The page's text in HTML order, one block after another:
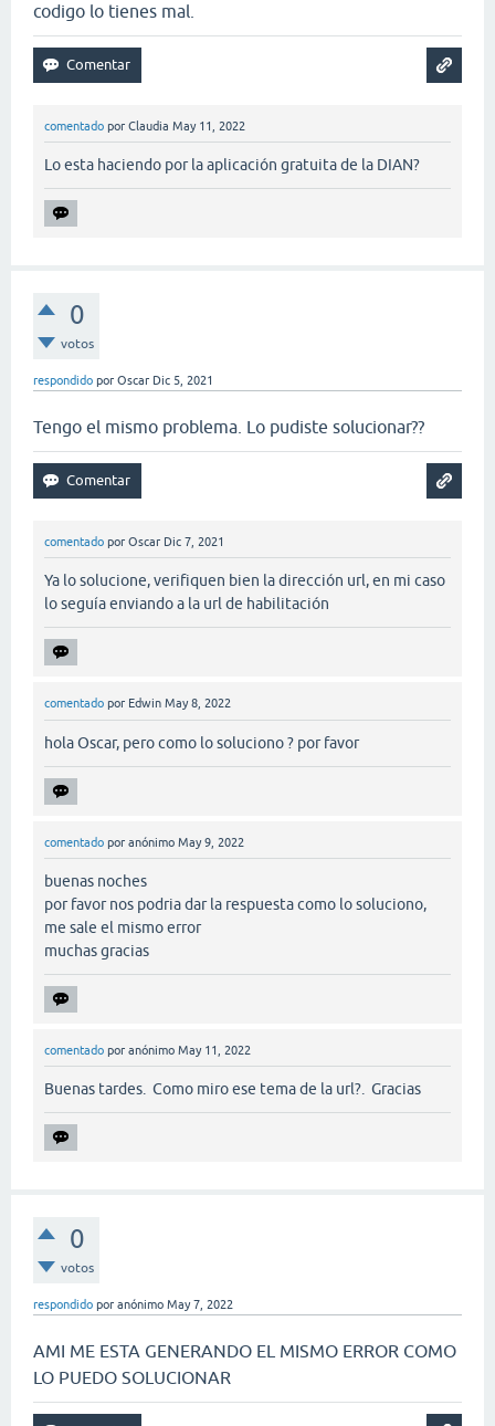
codigo lo tienes mal.
comentado por Claudia May 11, 2022
Lo esta haciendo por la aplicación gratuita de la DIAN?
0
votos
respondido por Oscar Dic 5, 2021
Tengo el mismo problema. Lo pudiste solucionar??
comentado por Oscar Dic 7, 2021
Ya lo solucione, verifiquen bien la dirección url, en mi caso
lo seguía enviando a la url de habilitación
comentado por Edwin May 8, 2022
hola Oscar, pero como lo soluciono ? por favor
comentado por anónimo May 9, 2022
buenas noches
por favor nos podria dar la respuesta como lo soluciono,
me sale el mismo error
muchas gracias
comentado por anónimo May 11, 2022
Buenas tardes. Como miro ese tema de la url?. Gracias
0
votos
respondido por anónimo May 7, 2022
AMI ME ESTA GENERANDO EL MISMO ERROR COMO
LO PUEDO SOLUCIONAR